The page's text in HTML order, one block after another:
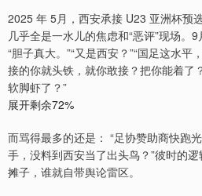
2025 年 5月，西安承接 U23 亚洲杯预
几乎全是一水儿的焦虑和“恶评”现场。
“胆子真大。”“又是西安？”“国足这水平
接的你就头铁，就你敢接？把你能着了
软脚虾了？”
展开剩余72%
而骂得最多的还是： “足协赞助商快跑
手，没料到西安当了出头鸟？”彼时的
摊子，谁就自带舆论雷区。